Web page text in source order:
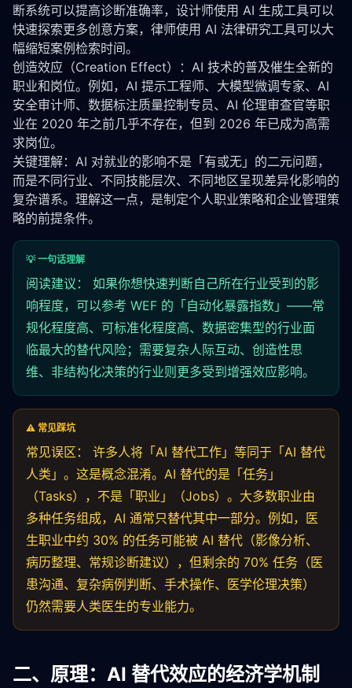
断系统可以提高诊断准确率，设计师使用 AI 生成工具可以
快速探索更多创意方案，律师使用 AI 法律研究工具可以大
幅缩短案例检索时间。
创造效应（Creation Effect）：AI 技术的普及催生全新的
职业和岗位。例如，AI 提示工程师、大模型微调专家、AI
安全审计师、数据标注质量控制专员、AI 伦理审查官等职
业在 2020 年之前几乎不存在，但到 2026 年已成为高需
求岗位。
关键理解：AI 对就业的影响不是「有或无」的二元问题，
而是不同行业、不同技能层次、不同地区呈现差异化影响的
复杂谱系。理解这一点，是制定个人职业策略和企业管理策
略的前提条件。
💡 一句话理解
阅读建议： 如果你想快速判断自己所在行业受到的影
响程度，可以参考 WEF 的「自动化暴露指数」——常
规化程度高、可标准化程度高、数据密集型的行业面
临最大的替代风险；需要复杂人际互动、创造性思
维、非结构化决策的行业则更多受到增强效应影响。
⚠️ 常见踩坑
常见误区： 许多人将「AI 替代工作」等同于「AI 替代
人类」。这是概念混淆。AI 替代的是「任务」
（Tasks），不是「职业」（Jobs）。大多数职业由
多种任务组成，AI 通常只替代其中一部分。例如，医
生职业中约 30% 的任务可能被 AI 替代（影像分析、
病历整理、常规诊断建议），但剩余的 70% 任务（医
患沟通、复杂病例判断、手术操作、医学伦理决策）
仍然需要人类医生的专业能力。
二、原理：AI 替代效应的经济学机制